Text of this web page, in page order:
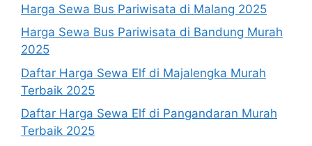
Harga Sewa Bus Pariwisata di Malang 2025
Harga Sewa Bus Pariwisata di Bandung Murah
2025
Daftar Harga Sewa Elf di Majalengka Murah
Terbaik 2025
Daftar Harga Sewa Elf di Pangandaran Murah
Terbaik 2025